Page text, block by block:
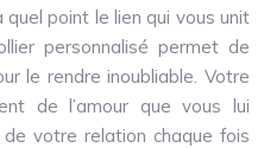
quel point le lien qui vous unit
personnalisé permet de
le rendre inoubliable. Votre
de l’amour que vous lui
votre relation chaque fois